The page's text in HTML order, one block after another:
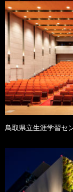
鳥取県立生涯学習セ